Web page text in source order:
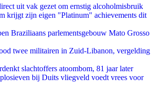
uit vak gezet om ernstig alcoholmisbruik
krijgt zijn eigen "Platinum" achievements dit
Braziliaans parlementsgebouw Mato Grosso
twee militairen in Zuid-Libanon, vergelding
slachtoffers atoombom, 81 jaar later
bij Duits vliegveld voedt vrees voor